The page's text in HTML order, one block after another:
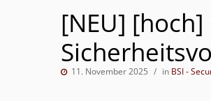
[NEU]
11. November 2025 in BSI -